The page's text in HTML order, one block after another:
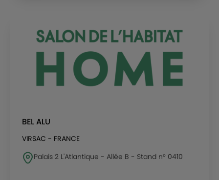
BEL ALU
VIRSAC - FRANCE
Palais 2 L'Atlantique - Allée B - Stand n° 0410